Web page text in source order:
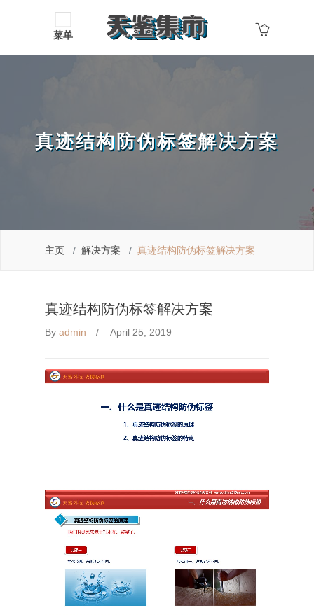
菜单
真迹结构防伪标签解决方案
主页 解决方案 真迹结构防伪标签解决方案
真迹结构防伪标签解决方案
By admin April 25, 2019